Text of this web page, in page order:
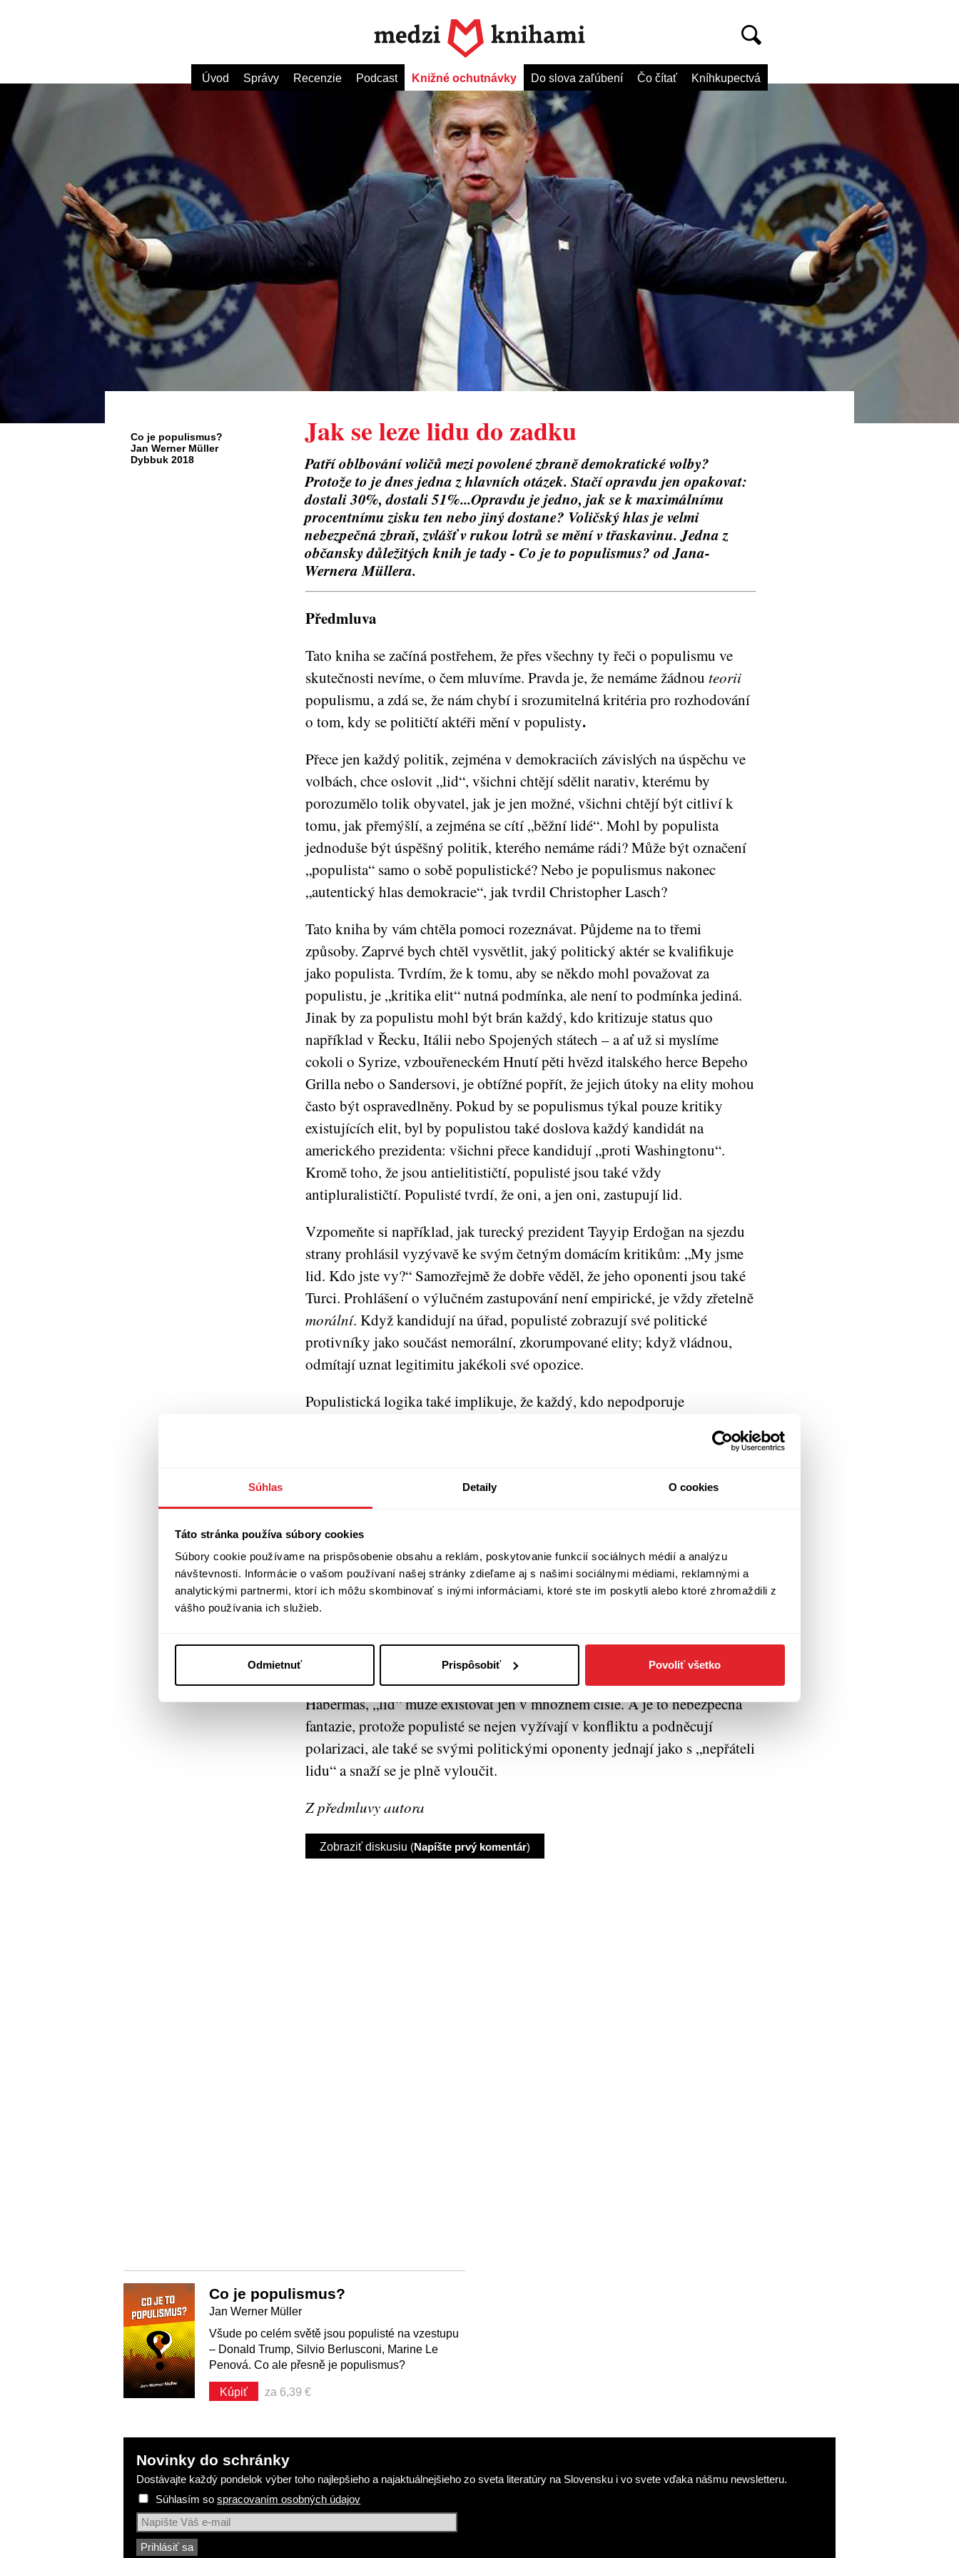
Súhlas Detaily O cookies
Táto stránka používa súbory cookies
Súbory cookie používame na prispôsobenie obsahu a reklám, poskytovanie funkcií sociálnych médií a analýzu
návštevnosti. Informácie o vašom používaní našej stránky zdieľame aj s našimi sociálnymi médiami, reklamnými a
analytickými partnermi, ktorí ich môžu skombinovať s inými informáciami, ktoré ste im poskytli alebo ktoré zhromaždili z
vášho používania ich služieb.
Odmietnuť Prispôsobiť Povoliť všetko
Úvod Správy Recenzie Podcast Knižné ochutnávky Do slova zaľúbení Čo čítať Kníhkupectvá
Co je populismus?
Jan Werner Müller
Dybbuk 2018
Jak se leze lidu do zadku
Patří oblbování voličů mezi povolené zbraně demokratické volby?
Protože to je dnes jedna z hlavních otázek. Stačí opravdu jen opakovat:
dostali 30%, dostali 51%...Opravdu je jedno, jak se k maximálnímu
procentnímu zisku ten nebo jiný dostane? Voličský hlas je velmi
nebezpečná zbraň, zvlášť v rukou lotrů se mění v třaskavinu. Jedna z
občansky důležitých knih je tady - Co je to populismus? od Jana-
Wernera Müllera.
Předmluva
Tato kniha se začíná postřehem, že přes všechny ty řeči o populismu ve
skutečnosti nevíme, o čem mluvíme. Pravda je, že nemáme žádnou teorii
populismu, a zdá se, že nám chybí i srozumitelnákritéria pro rozhodování
o tom, kdy se političtí aktéři mění v populisty.
Přece jen každý politik, zejména v demokraciích závislých na úspěchu ve
volbách, chce oslovit „lid“, všichni chtějí sdělit narativ, kterému by
porozumělo tolik obyvatel, jak je jen možné, všichni chtějí být citliví k
tomu, jak přemýšlí, a zejména se cítí „běžní lidé“. Mohl by populista
jednoduše být úspěšný politik, kterého nemáme rádi? Může být označení
„populista“ samo o sobě populistické? Nebo je populismus nakonec
„autentický hlas demokracie“, jak tvrdil Christopher Lasch?
Tato kniha by vám chtěla pomoci rozeznávat. Půjdeme na to třemi
způsoby. Zaprvé bych chtěl vysvětlit, jaký politický aktér se kvalifikuje
jako populista. Tvrdím, že k tomu, aby se někdo mohl považovat za
populistu, je „kritika elit“ nutná podmínka, ale není to podmínka jediná.
Jinak by za populistu mohl být brán každý, kdo kritizuje status quo
například v Řecku, Itálii nebo Spojených státech – a ať už si myslíme
cokoli o Syrize, vzbouřeneckém Hnutí pěti hvězd italského herce Bepeho
Grilla nebo o Sandersovi, je obtížné popřít, že jejich útoky na elity mohou
často být ospravedlněny. Pokud by se populismus týkal pouze kritiky
existujících elit, byl by populistou také doslova každý kandidát na
amerického prezidenta: všichni přece kandidují „proti Washingtonu“.
Kromě toho, že jsou antielitističtí, populisté jsou také vždy
antipluralističtí. Populisté tvrdí, že oni, a jen oni, zastupují lid.
Vzpomeňte si například, jak turecký prezident Tayyip Erdoğan na sjezdu
strany prohlásil vyzývavě ke svým četným domácím kritikům: „My jsme
lid. Kdo jste vy?“ Samozřejmě že dobře věděl, že jeho oponenti jsou také
Turci. Prohlášení o výlučném zastupování není empirické, je vždy zřetelně
morální. Když kandidují na úřad, populisté zobrazují své politické
protivníky jako součást nemorální, zkorumpované elity; když vládnou,
odmítají uznat legitimitu jakékoli své opozice.
Populistická logika také implikuje, že každý, kdo nepodporuje
a morálně čistý. Řečeno jednoduše, populisté
„Zastupujeme 100 procent.“Tato rovnice pro populisty vždycky funguje:
jakýkoli rozdíl může být odmítnut jako nemorální a jako skutečně
nepatřící k lidu. Co z tohoto porozumění populismu jako vylučující formě
politiky identity vyplývá, je to, že populismus má tendenci představovat
nebezpečí pro demokracii.
Demokracie totiž vyžaduje pluralismus a uznání, že musíme nalézt
ale také nezměnitelně rozmanití občané. Myšlenka jediného,
homogenního, autentického lidu je fantazie; jak kdysi prohlásil Jürgen
Habermas, „lid“ může existovat jen v množném čísle. A je to nebezpečná
fantazie, protože populisté se nejen vyžívají v konfliktu a podněcují
polarizaci, ale také se svými politickými oponenty jednají jako s „nepřáteli
lidu“ a snaží se je plně vyloučit.
Z předmluvy autora
Zobraziť diskusiu (Napíšte prvý komentár)
Co je populismus?
Jan Werner Müller
Všude po celém světě jsou populisté na vzestupu
– Donald Trump, Silvio Berlusconi, Marine Le
Penová. Co ale přesně je populismus?
Kúpiť za 6,39 €
Novinky do schránky
Dostávajte každý pondelok výber toho najlepšieho a najaktuálnejšieho zo sveta literatúry na Slovensku i vo svete vďaka nášmu newsletteru.
Súhlasím sospracovaním osobných údajov